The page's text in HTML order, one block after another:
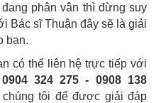
phân vân thì đừng suy
Bác sĩ Thuận đây sẽ là giải
bạn.
có thể liên hệ trực tiếp với
0904 324 275 - 0908 138
tôi để được giải đáp